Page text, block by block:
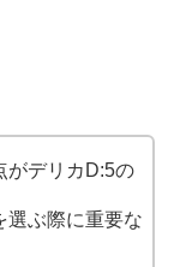
がデリカD:5の
選ぶ際に重要な